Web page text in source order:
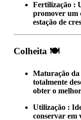
Fertilização :
promover um
estação de
Colheita 🍽️
Maturação
totalmente
obter o
Utilização :
conservar em